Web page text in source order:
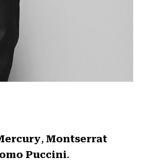
, Montserrat
Puccini.